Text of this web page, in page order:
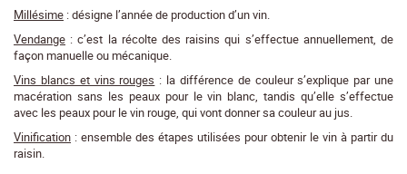
Millésime : désigne l’année de production d’un vin.
Vendange : c’est la récolte des raisins qui s’effectue annuellement, de
façon manuelle ou mécanique.
Vins blancs et vins rouges : la différence de couleur s’explique par une
macération sans les peaux pour le vin blanc, tandis qu’elle s’effectue
avec les peaux pour le vin rouge, qui vont donner sa couleur au jus.
Vinification : ensemble des étapes utilisées pour obtenir le vin à partir du
raisin.